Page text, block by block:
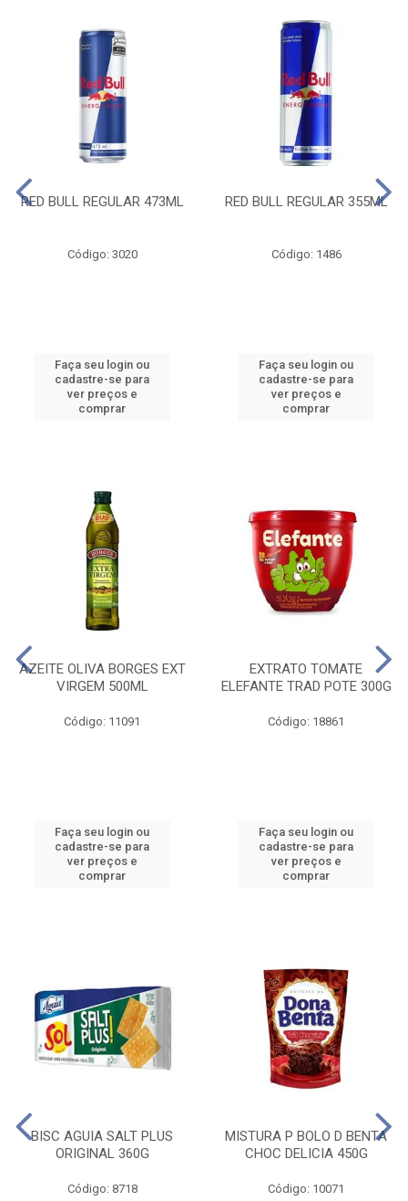
RED BULL REGULAR 473ML
Código: 3020
Faça seu login ou
cadastre-se para
ver preços e
comprar
RED BULL REGULAR 355ML
Código: 1486
Faça seu login ou
cadastre-se para
ver preços e
comprar
AZEITE OLIVA BORGES EXT
VIRGEM 500ML
Código: 11091
Faça seu login ou
cadastre-se para
ver preços e
comprar
EXTRATO TOMATE
ELEFANTE TRAD POTE 300G
Código: 18861
Faça seu login ou
cadastre-se para
ver preços e
comprar
BISC AGUIA SALT PLUS
ORIGINAL 360G
Código: 8718
MISTURA P BOLO D BENTA
CHOC DELICIA 450G
Código: 10071